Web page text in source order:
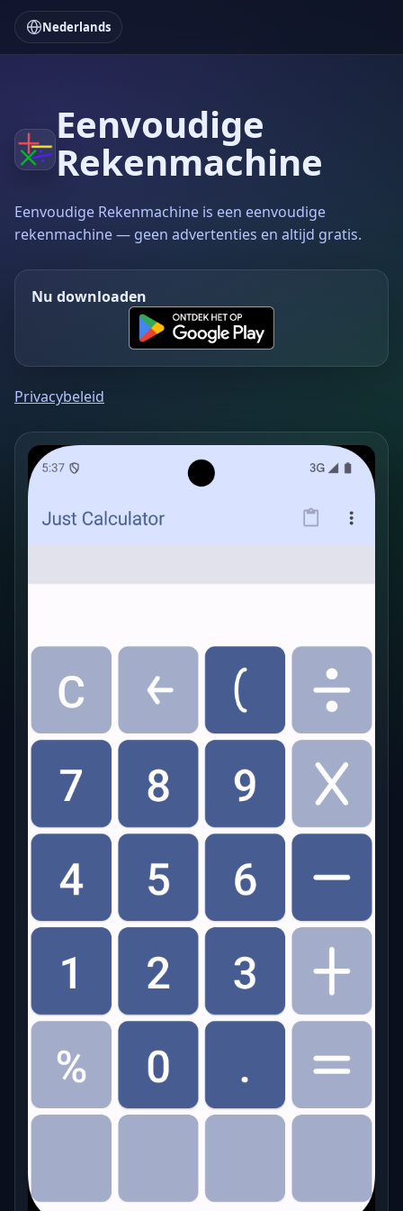
Nederlands
Eenvoudige
Rekenmachine
Eenvoudige Rekenmachine is een eenvoudige
rekenmachine — geen advertenties en altijd gratis.
Nu downloaden
Privacybeleid